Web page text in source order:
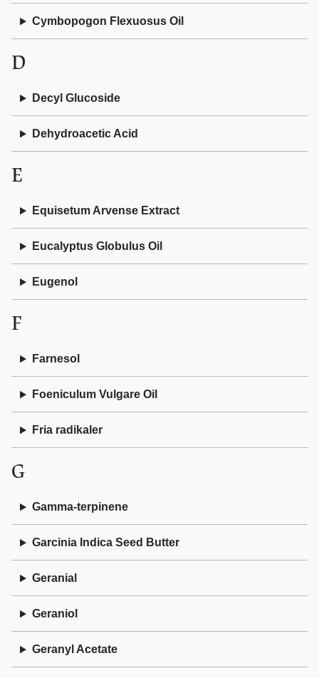
Cymbopogon Flexuosus Oil
D
Decyl Glucoside
Dehydroacetic Acid
E
Equisetum Arvense Extract
Eucalyptus Globulus Oil
Eugenol
F
Farnesol
Foeniculum Vulgare Oil
Fria radikaler
G
Gamma-terpinene
Garcinia Indica Seed Butter
Geranial
Geraniol
Geranyl Acetate